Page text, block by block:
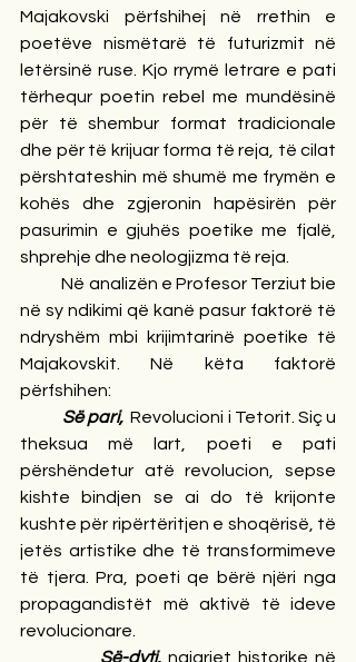
Majakovski përfshihej në rrethin e
poetëve nismëtarë të futurizmit në
letërsinë ruse. Kjo rrymë letrare e pati
tërhequr poetin rebel me mundësinë
për të shembur format tradicionale
dhe për të krijuar forma të reja, të cilat
përshtateshin më shumë me frymën e
kohës dhe zgjeronin hapësirën për
pasurimin e gjuhës poetike me fjalë,
shprehje dhe neologjizma të reja.
Në analizën e Profesor Terziut bie
në sy ndikimi që kanë pasur faktorë të
ndryshëm mbi krijimtarinë poetike të
Majakovskit. Në këta faktorë
përfshihen:
Së pari, Revolucioni i Tetorit. Siç u
theksua më lart, poeti e pati
përshëndetur atë revolucion, sepse
kishte bindjen se ai do të krijonte
kushte për ripërtëritjen e shoqërisë, të
jetës artistike dhe të transformimeve
të tjera. Pra, poeti qe bërë njëri nga
propagandistët më aktivë të ideve
revolucionare.
Së-dyti, ngjarjet historike në